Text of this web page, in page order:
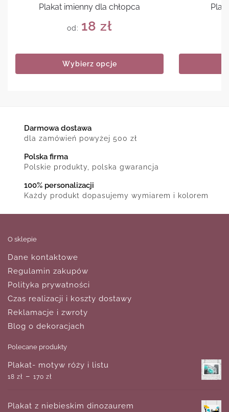
Plakat imienny dla chłopca
od: 18 zł
Wybierz opcje
Darmowa dostawa
dla zamówień powyżej 500 zł
Polska firma
Polskie produkty, polska gwarancja
100% personalizacji
Każdy produkt dopasujemy wymiarem i kolorem
O sklepie
Dane kontaktowe
Regulamin zakupów
Polityka prywatności
Czas realizacji i koszty dostawy
Reklamacje i zwroty
Blog o dekoracjach
Polecane produkty
Plakat- motyw róży i listu
18 zł – 170 zł
Plakat z niebieskim dinozaurem